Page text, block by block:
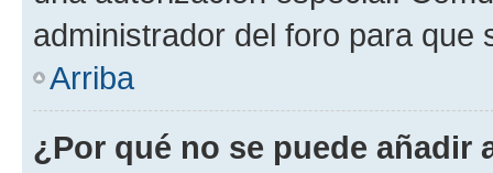
administrador del foro para que
Arriba
¿Por qué no se puede añadir